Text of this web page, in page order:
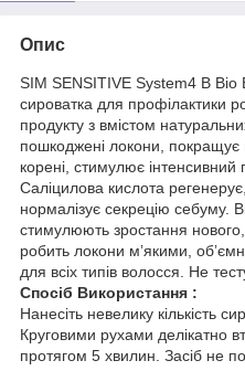
Опис
SIM SENSITIVE System4 B
сироватка для профілактики
продукту з вмістом
пошкоджені локони, покращує
корені, стимулює інтенсивний
Саліцилова кислота
нормалізує секрецію себуму.
стимулюють зростання
робить локони мʼякими,
для всіх типів волосся. Не
Спосіб Використання :
Нанесіть невелику кількість
Круговими рухами делікатно
протягом 5 хвилин. Засіб не